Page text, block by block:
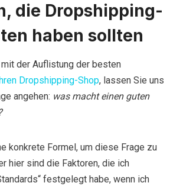
die Dropshipping-
haben sollten
der Auflistung der besten
Dropshipping-Shop, lassen Sie uns
angehen: was macht einen guten
konkrete Formel, um diese Frage zu
hier sind die Faktoren, die ich
festgelegt habe, wenn ich